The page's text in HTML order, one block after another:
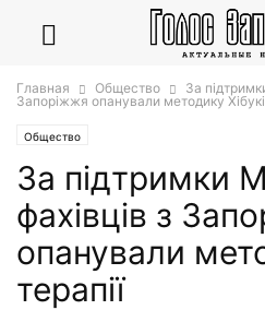
Главная Общество
За
Запоріжжя опанували методику
Общество
За підтримки
фахівців з
опанували
терапії